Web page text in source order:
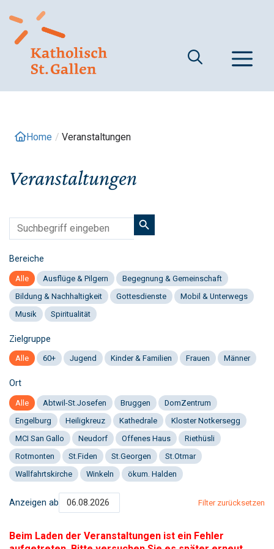
zum
Inhalt
Home / Veranstaltungen
Veranstaltungen
Bereiche
Alle Ausflüge & Pilgern
Begegnung & Gemeinschaft
Bildung & Nachhaltigkeit
Gottesdienste
Mobil & Unterwegs
Musik
Spiritualität
Zielgruppe
Alle 60+ Jugend Kinder & Familien Frauen Männer
Ort
Alle Abtwil-St.Josefen Bruggen
DomZentrum
Engelburg
Heiligkreuz Kathedrale
Kloster Notkersegg
MCI San Gallo
Neudorf Offenes Haus
Riethüsli
Rotmonten
St.Fiden St.Georgen
St.Otmar
Wallfahrtskirche
Winkeln ökum. Halden
Anzeigen ab Filter zurücksetzen
Beim Laden der Veranstaltungen ist ein Fehler